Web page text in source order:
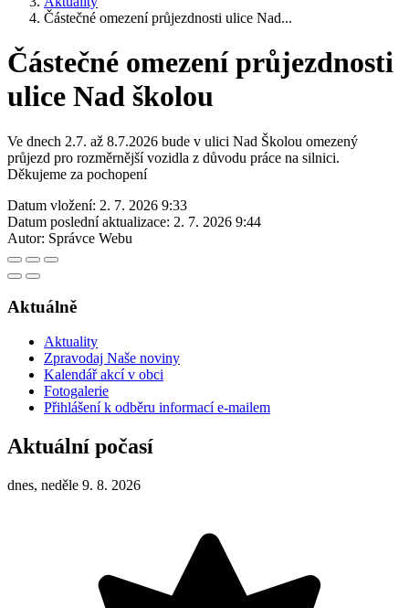
Částečné omezení průjezdnosti ulice Nad...
Částečné omezení průjezdnosti
ulice Nad školou
Ve dnech 2.7. až 8.7.2026 bude v ulici Nad Školou omezený
průjezd pro rozměrnější vozidla z důvodu práce na silnici.
Děkujeme za pochopení
Datum vložení: 2. 7. 2026 9:33
Datum poslední aktualizace: 2. 7. 2026 9:44
Autor: Správce Webu
Aktuálně
Aktuality
Zpravodaj Naše noviny
Kalendář akcí v obci
Fotogalerie
Přihlášení k odběru informací e-mailem
Aktuální počasí
dnes, neděle 9. 8. 2026